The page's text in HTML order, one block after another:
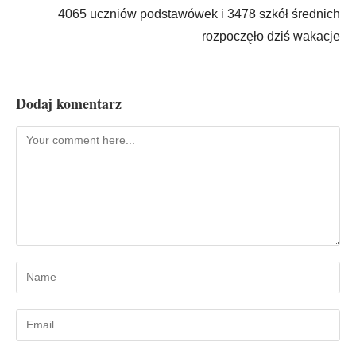
4065 uczniów podstawówek i 3478 szkół średnich
rozpoczęło dziś wakacje
Dodaj komentarz